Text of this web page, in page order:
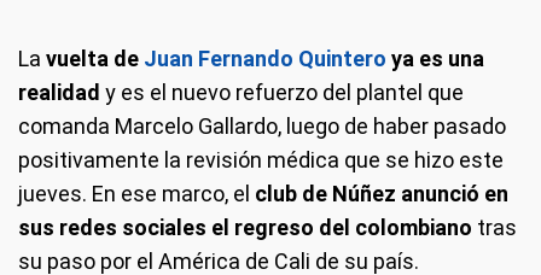
La vuelta de Juan Fernando Quintero ya es una
realidad y es el nuevo refuerzo del plantel que
comanda Marcelo Gallardo, luego de haber pasado
positivamente la revisión médica que se hizo este
jueves. En ese marco, el club de Núñez anunció en
sus redes sociales el regreso del colombiano tras
su paso por el América de Cali de su país.